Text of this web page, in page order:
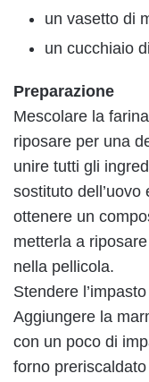
un vasetto di
un cucchiaio
Preparazione
Mescolare la
riposare per una
unire tutti gli
sostituto dell’uovo
ottenere un
metterla a
nella pellicola.
Stendere
Aggiungere la
con un poco di
forno preriscaldato